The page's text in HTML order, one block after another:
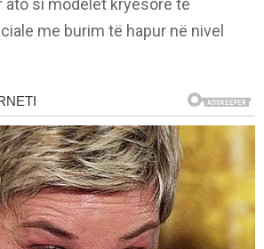
ato si modelet kryesore të
me burim të hapur në nivel